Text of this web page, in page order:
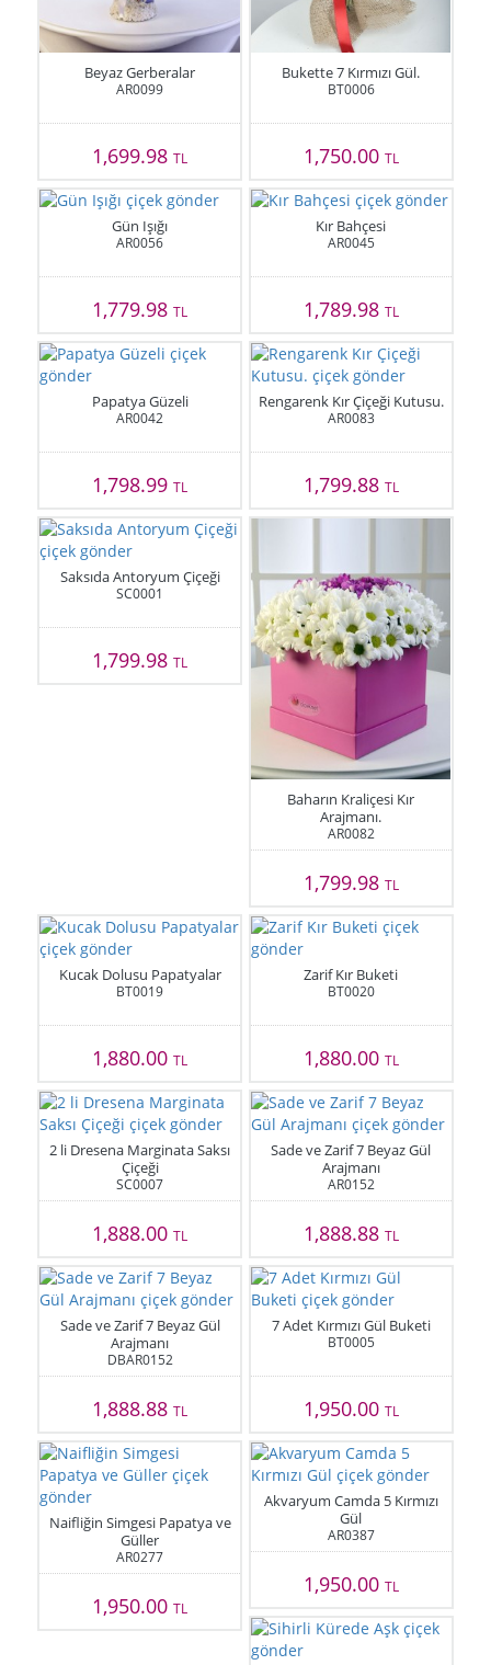
Beyaz Gerberalar
AR0099
1,699.98TL
Bukette 7 Kırmızı Gül.
BT0006
1,750.00 TL
Gün Işığı
AR0056
1,779.98TL
Kır Bahçesi
AR0045
1,789.98 TL
Papatya Güzeli
AR0042
1,798.99TL
Rengarenk Kır Çiçeği Kutusu.
AR0083
1,799.88 TL
Saksıda Antoryum Çiçeği
SC0001
1,799.98TL
Baharın Kraliçesi Kır
Arajmanı.
AR0082
1,799.98 TL
Kucak Dolusu Papatyalar
BT0019
1,880.00TL
Zarif Kır Buketi
BT0020
1,880.00 TL
2 li Dresena Marginata Saksı
Çiçeği
SC0007
1,888.00TL
Sade ve Zarif 7 Beyaz Gül
Arajmanı
AR0152
1,888.88 TL
Sade ve Zarif 7 Beyaz Gül
Arajmanı
DBAR0152
1,888.88TL
7 Adet Kırmızı Gül Buketi
BT0005
1,950.00 TL
Naifliğin Simgesi Papatya ve
Güller
AR0277
1,950.00TL
Akvaryum Camda 5 Kırmızı
Gül
AR0387
1,950.00 TL